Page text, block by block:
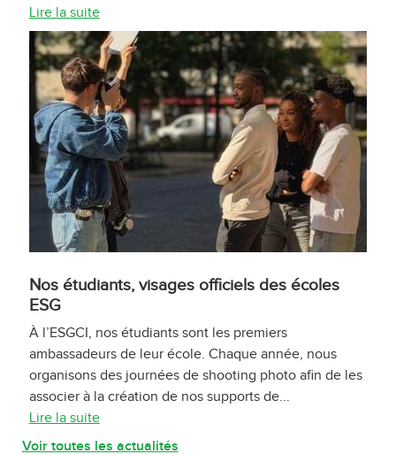
Lire la suite
Nos étudiants, visages officiels des écoles
ESG
À l’ESGCI, nos étudiants sont les premiers
ambassadeurs de leur école. Chaque année, nous
organisons des journées de shooting photo afin de les
associer à la création de nos supports de...
Lire la suite
Voir toutes les actualités